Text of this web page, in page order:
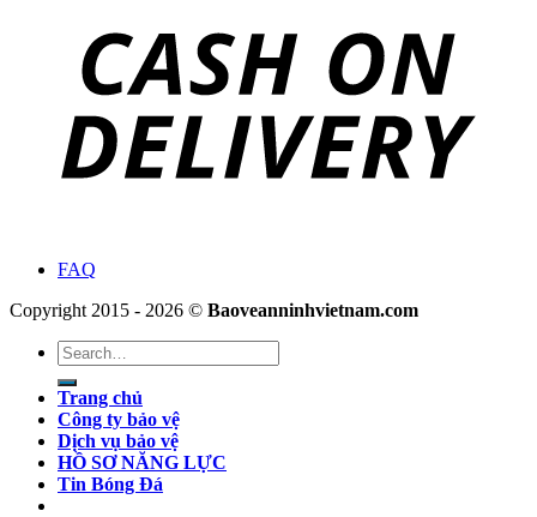
FAQ
Copyright 2015 - 2026 © Baoveanninhvietnam.com
Search
for:
Trang chủ
Công ty bảo vệ
Dịch vụ bảo vệ
HỒ SƠ NĂNG LỰC
Tin Bóng Đá